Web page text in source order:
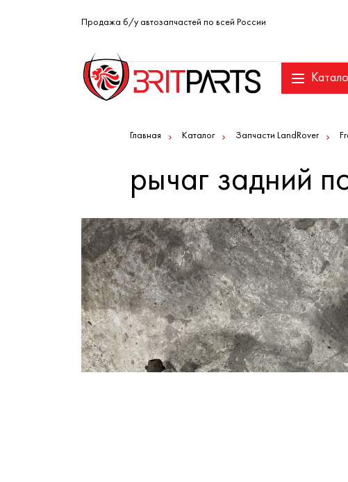
Продажа б/у автозапчастей по всей России
Главная Каталог Запчасти LandRover
рычаг задний